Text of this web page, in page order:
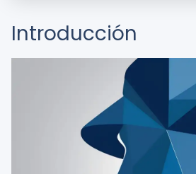
Introducción